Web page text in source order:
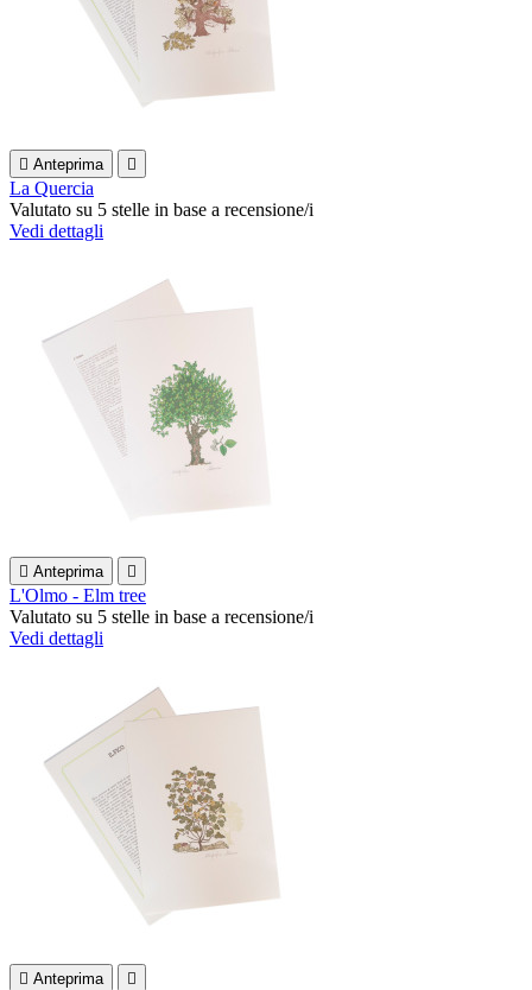
 Anteprima 
La Quercia
Valutato su 5 stelle in base a recensione/i
Vedi dettagli
 Anteprima 
L'Olmo - Elm tree
Valutato su 5 stelle in base a recensione/i
Vedi dettagli
 Anteprima 